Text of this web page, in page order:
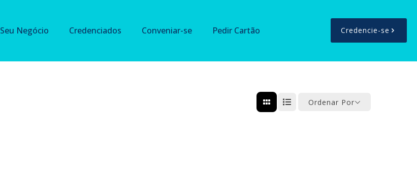
Seu Negócio Credenciados Conveniar-se Pedir Cartão Credencie-se
Ordenar Por